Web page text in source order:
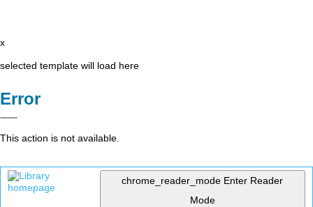
x
selected template will load here
Error
This action is not available.
chrome_reader_mode Enter Reader
Mode